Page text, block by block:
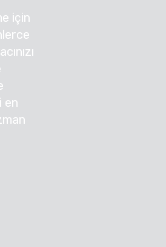
için
en